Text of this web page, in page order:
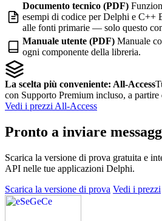
Documento tecnico (PDF)
esempi di codice per Delphi e C++
alle fonti primarie — solo questo
Manuale utente (PDF) Manuale
ogni componente della libreria.
La scelta più conveniente: All-Access
con Supporto Premium incluso, a partire
Vedi i prezzi All-Access
Pronto a inviare
Scarica la versione di prova gratuita e
API nelle tue applicazioni Delphi.
Scarica la versione di prova Vedi i prezzi